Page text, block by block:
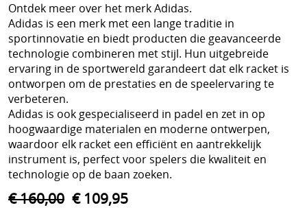
Ontdek meer over het merk Adidas.
Adidas is een merk met een lange traditie in
sportinnovatie en biedt producten die geavanceerde
technologie combineren met stijl. Hun uitgebreide
ervaring in de sportwereld garandeert dat elk racket is
ontworpen om de prestaties en de speelervaring te
verbeteren.
Adidas is ook gespecialiseerd in padel en zet in op
hoogwaardige materialen en moderne ontwerpen,
waardoor elk racket een efficiënt en aantrekkelijk
instrument is, perfect voor spelers die kwaliteit en
technologie op de baan zoeken.
€ 160,00 € 109,95